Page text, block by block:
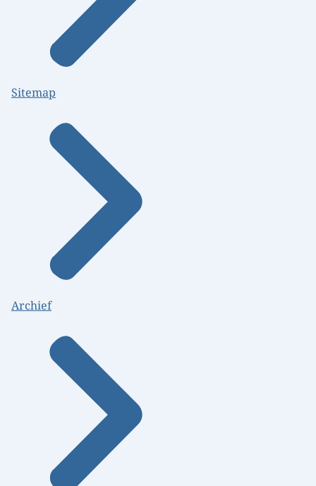
Sitemap
Archief